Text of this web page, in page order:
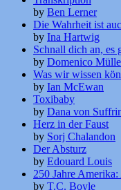
by Ben Lerner
Die Wahrheit ist
by Ina Hartwig
Schnall dich an, es
by Domenico
Was wir wissen
by Ian McEwan
Toxibaby
by Dana von
Herz in der Faust
by Sorj Chalandon
Der Absturz
by Edouard Louis
250 Jahre
by T.C. Boyle